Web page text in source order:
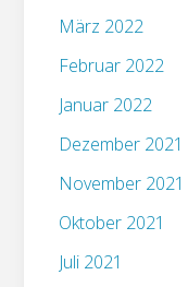
März 2022
Februar 2022
Januar 2022
Dezember 2021
November 2021
Oktober 2021
Juli 2021